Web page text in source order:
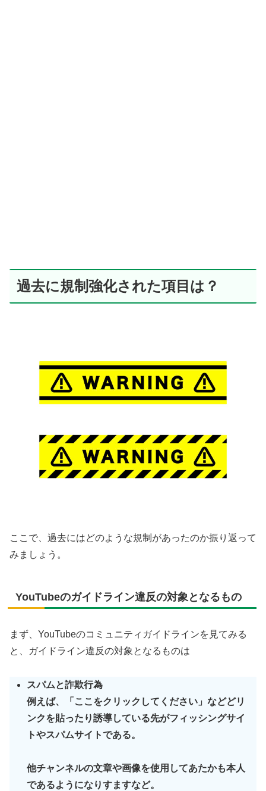
過去に規制強化された項目は？
ここで、過去にはどのような規制があったのか振り返って
みましょう。
YouTubeのガイドライン違反の対象となるもの
まず、YouTubeのコミュニティガイドラインを見てみる
と、ガイドライン違反の対象となるものは
スパムと詐欺行為
例えば、「ここをクリックしてください」などどリ
ンクを貼ったり誘導している先がフィッシングサイ
トやスパムサイトである。
他チャンネルの文章や画像を使用してあたかも本人
であるようになりすますなど。